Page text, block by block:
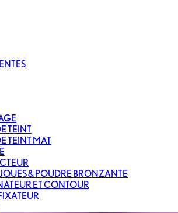
TEINT
TEINT MAT
& POUDRE BRONZANTE
ET CONTOUR